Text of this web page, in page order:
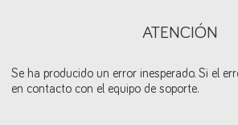
ATENCIÓN
Se ha producido un error inesperado. Si el
en contacto con el equipo de soporte.